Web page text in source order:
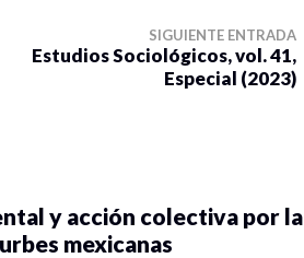
SIGUIENTE ENTRADA
Estudios Sociológicos, vol. 41,
Especial (2023)
y acción colectiva por la
mexicanas